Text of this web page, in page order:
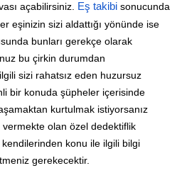
açabilirsiniz.
Eş takibi sonucunda
eşinizin sizi aldattığı yönünde ise
bunları gerekçe olarak
bu çirkin durumdan
sizi rahatsız eden huzursuz
bir konuda şüpheler içerisinde
kurtulmak istiyorsanız
olan özel dedektiflik
konu ile ilgili bilgi
gerekecektir.